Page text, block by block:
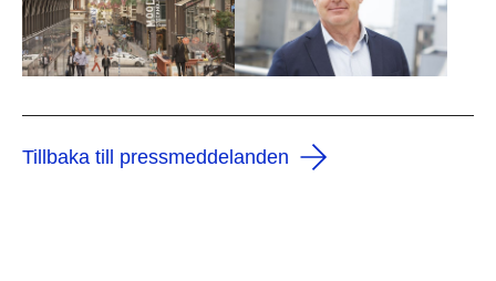
Tillbaka till pressmeddelanden